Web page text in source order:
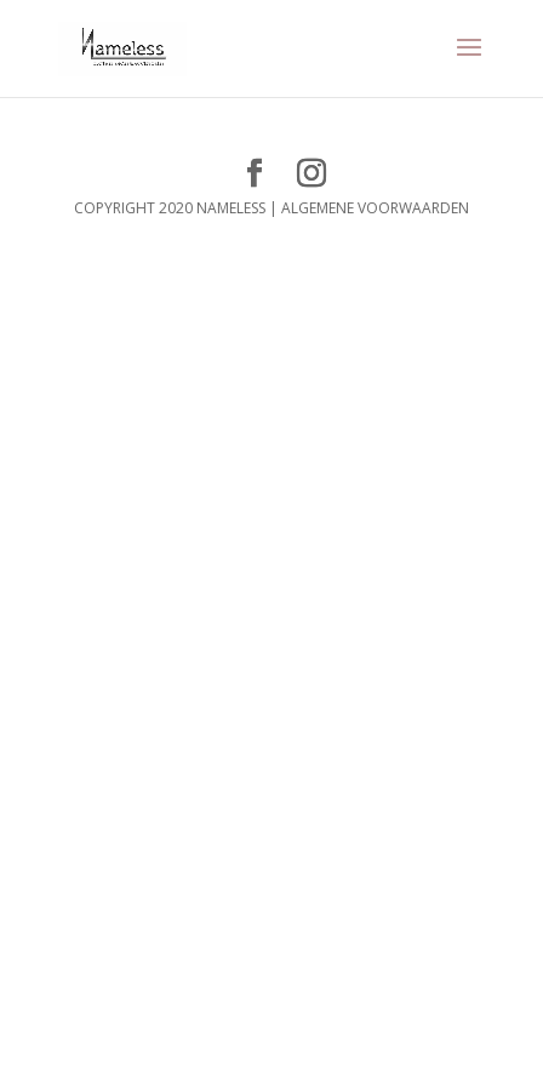
COPYRIGHT 2020 NAMELESS | ALGEMENE VOORWAARDEN